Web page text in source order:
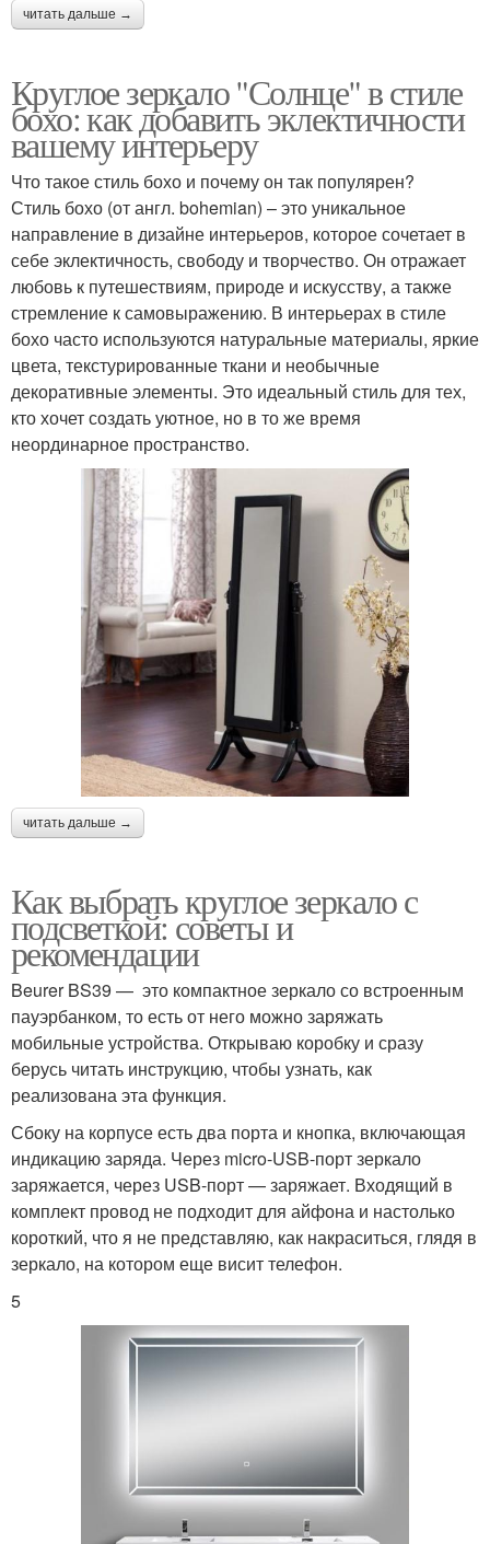
читать дальше →
Круглое зеркало "Солнце" в стиле
бохо: как добавить эклектичности
вашему интерьеру
Что такое стиль бохо и почему он так популярен?
Стиль бохо (от англ. bohemian) – это уникальное
направление в дизайне интерьеров, которое сочетает в
себе эклектичность, свободу и творчество. Он отражает
любовь к путешествиям, природе и искусству, а также
стремление к самовыражению. В интерьерах в стиле
бохо часто используются натуральные материалы, яркие
цвета, текстурированные ткани и необычные
декоративные элементы. Это идеальный стиль для тех,
кто хочет создать уютное, но в то же время
неординарное пространство.
читать дальше →
Как выбрать круглое зеркало с
подсветкой: советы и
рекомендации
Beurer BS39 — это компактное зеркало со встроенным
пауэрбанком, то есть от него можно заряжать
мобильные устройства. Открываю коробку и сразу
берусь читать инструкцию, чтобы узнать, как
реализована эта функция.
Сбоку на корпусе есть два порта и кнопка, включающая
индикацию заряда. Через micro-USB-порт зеркало
заряжается, через USB-порт — заряжает. Входящий в
комплект провод не подходит для айфона и настолько
короткий, что я не представляю, как накраситься, глядя в
зеркало, на котором еще висит телефон.
5